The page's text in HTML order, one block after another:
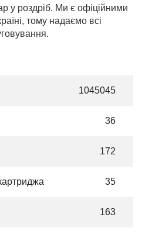
у роздріб. Ми є офіційними
тому надаємо всі
1045045
36
172
35
163